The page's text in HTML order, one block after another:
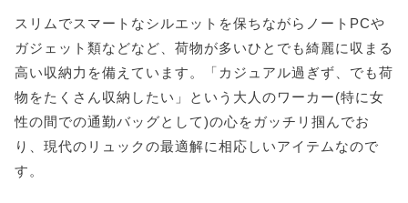
スリムでスマートなシルエットを保ちながらノートPCや
ガジェット類などなど、荷物が多いひとでも綺麗に収まる
高い収納力を備えています。「カジュアル過ぎず、でも荷
物をたくさん収納したい」という大人のワーカー(特に女
性の間での通勤バッグとして)の心をガッチリ掴んでお
り、現代のリュックの最適解に相応しいアイテムなので
す。